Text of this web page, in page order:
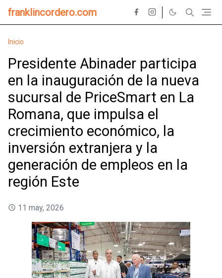
franklincordero.com
Inicio
Presidente Abinader participa
en la inauguración de la nueva
sucursal de PriceSmart en La
Romana, que impulsa el
crecimiento económico, la
inversión extranjera y la
generación de empleos en la
región Este
11 may, 2026